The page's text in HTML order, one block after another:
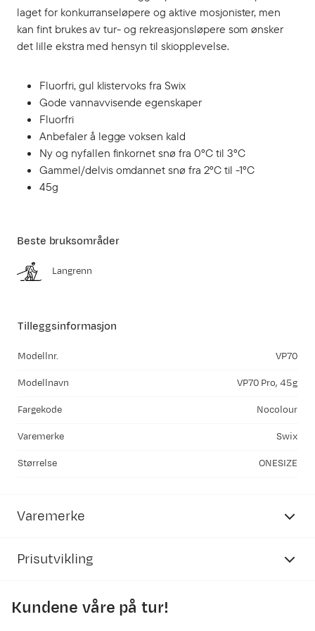
laget for konkurranseløpere og aktive mosjonister, men
kan fint brukes av tur- og rekreasjonsløpere som ønsker
det lille ekstra med hensyn til skiopplevelse.
Fluorfri, gul klistervoks fra Swix
Gode vannavvisende egenskaper
Fluorfri
Anbefaler å legge voksen kald
Ny og nyfallen finkornet snø fra 0°C til 3°C
Gammel/delvis omdannet snø fra 2°C til -1°C
45g
Tilleggsinformasjon
Modellnr. VP70
Modellnavn VP70 Pro, 45g
Fargekode Nocolour
Varemerke Swix
Størrelse ONESIZE
Beste bruksområder
Langrenn
Varemerke
Prisutvikling
350
Kundene våre på tur!